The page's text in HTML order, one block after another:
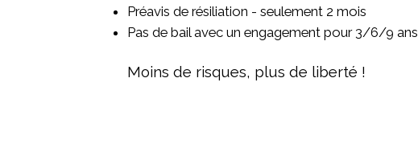
Préavis de résiliation - seulement 2 mois
Pas de bail avec un engagement pour 3/6/9 ans
Moins de risques, plus de liberté !